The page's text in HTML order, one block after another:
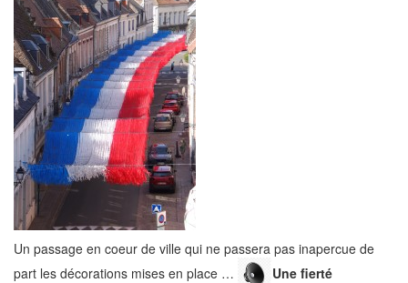
Un passage en coeur de ville qui ne passera pas inapercue de
part les décorations mises en place …
Une fierté